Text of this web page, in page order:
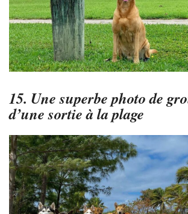
15. Une superbe photo de
d’une sortie à la plage